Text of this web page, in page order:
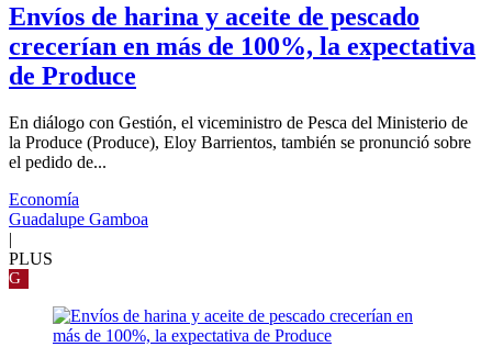
Envíos de harina y aceite de pescado
crecerían en más de 100%, la expectativa
de Produce
En diálogo con Gestión, el viceministro de Pesca del Ministerio de
la Produce (Produce), Eloy Barrientos, también se pronunció sobre
el pedido de...
Economía
Guadalupe Gamboa
|
PLUS
G